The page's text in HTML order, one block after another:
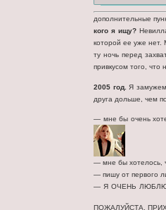
дополнительные
кого я ищу?
которой ее уже
ту ночь перед
привкусом того, что
2005 год. Я
друга дольше, чем
— мне бы очень
— мне бы хотелось,
— пишу от первого
— Я ОЧЕНЬ ЛЮБЛЮ
ПОЖАЛУЙСТА,